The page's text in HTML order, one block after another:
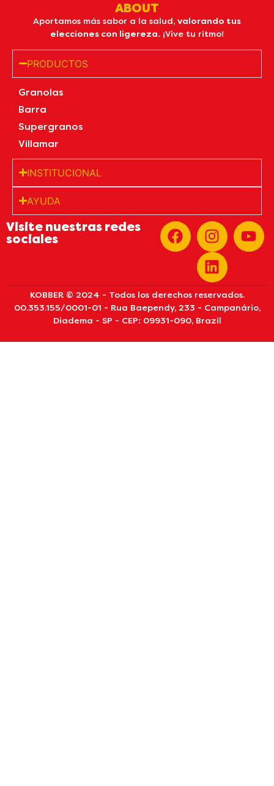
ABOUT
Aportamos más sabor a la salud, valorando tus
elecciones con ligereza. ¡Vive tu ritmo!
PRODUCTOS
Granolas
Barra
Supergranos
Villamar
INSTITUCIONAL
AYUDA
Visite nuestras redes
sociales
KOBBER © 2024 - Todos los derechos reservados.
00.353.155/0001-01 - Rua Baependy, 233 - Campanário,
Diadema - SP - CEP: 09931-090, Brazil